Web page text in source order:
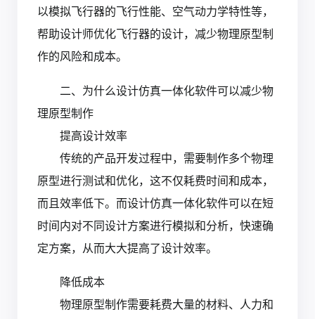
以模拟飞行器的飞行性能、空气动力学特性等，
帮助设计师优化飞行器的设计，减少物理原型制
作的风险和成本。
二、为什么设计仿真一体化软件可以减少物
理原型制作
提高设计效率
传统的产品开发过程中，需要制作多个物理
原型进行测试和优化，这不仅耗费时间和成本，
而且效率低下。而设计仿真一体化软件可以在短
时间内对不同设计方案进行模拟和分析，快速确
定方案，从而大大提高了设计效率。
降低成本
物理原型制作需要耗费大量的材料、人力和